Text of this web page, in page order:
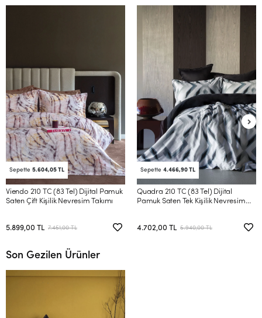
Sepette 5.604,05 TL
Viendo 210 TC (83 Tel) Dijital Pamuk
Saten Çift Kişilik Nevresim Takımı
5.899,00 TL 7.451,00 TL
Sepette 4.466,90 TL
Quadra 210 TC (83 Tel) Dijital
Pamuk Saten Tek Kişilik Nevresim
4.702,00 TL 5.940,00 TL
Son Gezilen Ürünler